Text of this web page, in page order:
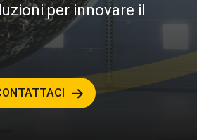
per innovare il